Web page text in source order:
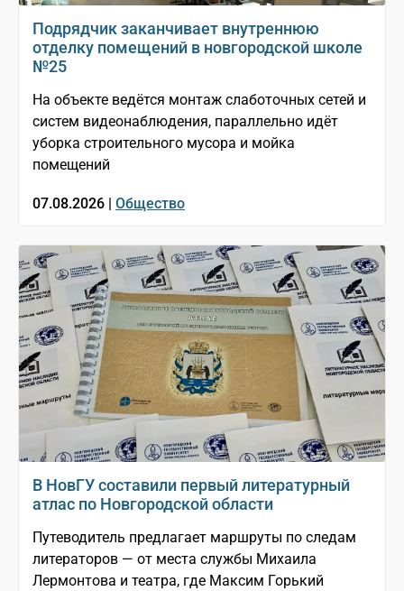
Подрядчик заканчивает внутреннюю
отделку помещений в новгородской школе
№25
На объекте ведётся монтаж слаботочных сетей и
систем видеонаблюдения, параллельно идёт
уборка строительного мусора и мойка
помещений
07.08.2026 | Общество
В НовГУ составили первый литературный
атлас по Новгородской области
Путеводитель предлагает маршруты по следам
литераторов — от места службы Михаила
Лермонтова и театра, где Максим Горький